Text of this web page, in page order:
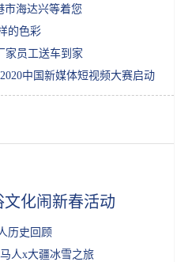
市海达兴等着您
的色彩
家员工送车到家
中国新媒体短视频大赛启动
门票卖到40，另一个却免费参观
文化闹新春活动
历史回顾
人x大疆冰雪之旅